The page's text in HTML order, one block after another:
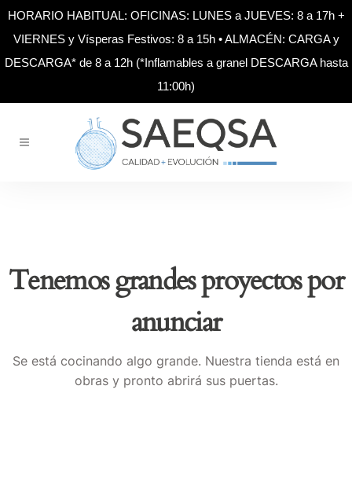
HORARIO HABITUAL: OFICINAS: LUNES a JUEVES: 8 a 17h +
VIERNES y Vísperas Festivos: 8 a 15h • ALMACÉN: CARGA y
DESCARGA* de 8 a 12h (*Inflamables a granel DESCARGA hasta
11:00h)
Tenemos grandes proyectos por
anunciar
Se está cocinando algo grande. Nuestra tienda está en
obras y pronto abrirá sus puertas.